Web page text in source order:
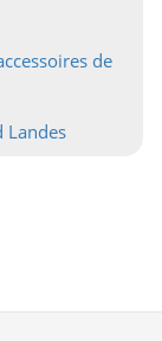
de
Landes